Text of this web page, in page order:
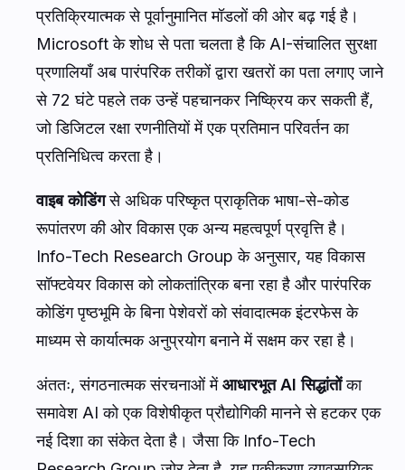
प्रतिक्रियात्मक से पूर्वानुमानित मॉडलों की ओर बढ़ गई है।
Microsoft के शोध से पता चलता है कि AI-संचालित सुरक्षा
प्रणालियाँ अब पारंपरिक तरीकों द्वारा खतरों का पता लगाए जाने
से 72 घंटे पहले तक उन्हें पहचानकर निष्क्रिय कर सकती हैं,
जो डिजिटल रक्षा रणनीतियों में एक प्रतिमान परिवर्तन का
प्रतिनिधित्व करता है।
वाइब कोडिंगसे अधिक परिष्कृत प्राकृतिक भाषा-से-कोड
रूपांतरण की ओर विकास एक अन्य महत्वपूर्ण प्रवृत्ति है।
Info-Tech Research Group के अनुसार, यह विकास
सॉफ्टवेयर विकास को लोकतांत्रिक बना रहा है और पारंपरिक
कोडिंग पृष्ठभूमि के बिना पेशेवरों को संवादात्मक इंटरफेस के
माध्यम से कार्यात्मक अनुप्रयोग बनाने में सक्षम कर रहा है।
अंततः, संगठनात्मक संरचनाओं मेंआधारभूत AI सिद्धांतोंका
समावेश AI को एक विशेषीकृत प्रौद्योगिकी मानने से हटकर एक
नई दिशा का संकेत देता है। जैसा कि Info-Tech